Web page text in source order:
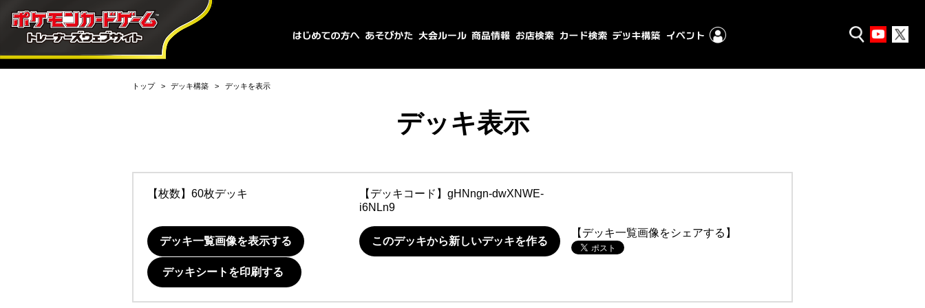
トップ デッキ構築 デッキを表示
デッキ表示
【枚数】60枚デッキ 【デッキコード】 gHNngn-dwXNWE-
i6NLn9
デッキ一覧画像を表示する このデッキから新しいデッキを作る
【デッキ一覧画像をシェアする】
デッキシートを印刷する